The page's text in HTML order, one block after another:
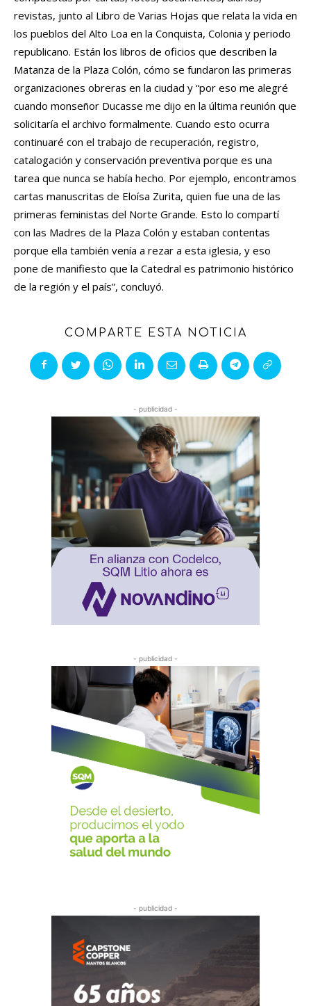
revistas, junto al Libro de Varias Hojas que relata la vida en
los pueblos del Alto Loa en la Conquista, Colonia y periodo
republicano. Están los libros de oficios que describen la
Matanza de la Plaza Colón, cómo se fundaron las primeras
organizaciones obreras en la ciudad y “por eso me alegré
cuando monseñor Ducasse me dijo en la última reunión que
solicitaría el archivo formalmente. Cuando esto ocurra
continuaré con el trabajo de recuperación, registro,
catalogación y conservación preventiva porque es una
tarea que nunca se había hecho. Por ejemplo, encontramos
cartas manuscritas de Eloísa Zurita, quien fue una de las
primeras feministas del Norte Grande. Esto lo compartí
con las Madres de la Plaza Colón y estaban contentas
porque ella también venía a rezar a esta iglesia, y eso
pone de manifiesto que la Catedral es patrimonio histórico
de la región y el país”, concluyó.
COMPARTE ESTA NOTICIA
- publicidad -
- publicidad -
- publicidad -